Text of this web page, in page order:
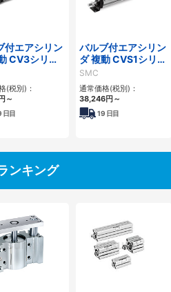
付エアシリン
CV3シリー
(税別)：
円 ～
日目
バルブ付エアシリン
ダ 複動 CVS1シリー
ズ
SMC
通常価格(税別)：
38,246円 ～
19 日目
ンキング